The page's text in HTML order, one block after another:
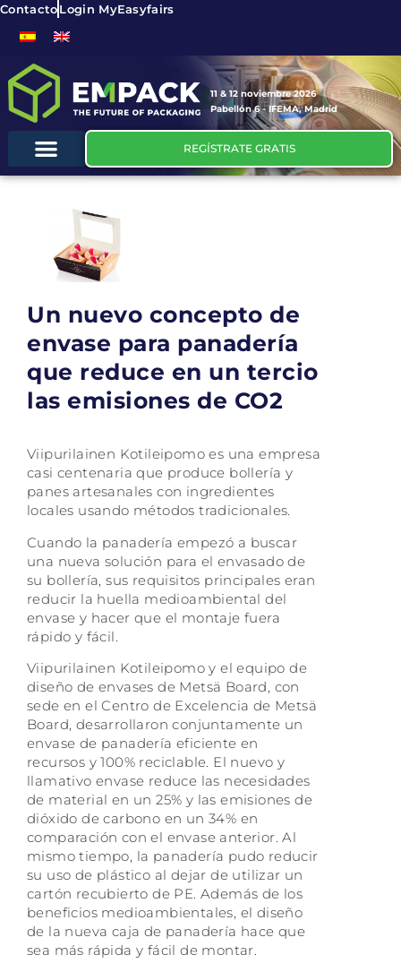
ContactoLogin MyEasyfairs
11 & 12 noviembre 2026
Pabellón 6 - IFEMA, Madrid
REGÍSTRATE GRATIS
Un nuevo concepto de
envase para panadería
que reduce en un tercio
las emisiones de CO2
Viipurilainen Kotileipomo es una empresa
casi centenaria que produce bollería y
panes artesanales con ingredientes
locales usando métodos tradicionales.
Cuando la panadería empezó a buscar
una nueva solución para el envasado de
su bollería, sus requisitos principales eran
reducir la huella medioambiental del
envase y hacer que el montaje fuera
rápido y fácil.
Viipurilainen Kotileipomo y el equipo de
diseño de envases de Metsä Board, con
sede en el Centro de Excelencia de Metsä
Board, desarrollaron conjuntamente un
envase de panadería eficiente en
recursos y 100% reciclable. El nuevo y
llamativo envase reduce las necesidades
de material en un 25% y las emisiones de
dióxido de carbono en un 34% en
comparación con el envase anterior. Al
mismo tiempo, la panadería pudo reducir
su uso de plástico al dejar de utilizar un
cartón recubierto de PE. Además de los
beneficios medioambientales, el diseño
de la nueva caja de panadería hace que
sea más rápida y fácil de montar.